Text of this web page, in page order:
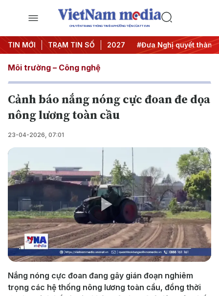
CHUYÊN TRANG THÔNG TIN ĐA PHƯƠNG TIỆN CỦA TTXVN
TIN MỚI TRẠM TIN SỐ
Trung ương 3 #APEC 2027 #Đưa Nghị quyết thành
Môi trường – Công nghệ
Cảnh báo nắng nóng cực đoan đe dọa
nông lương toàn cầu
23-04-2026, 07:01
Play
Video
Nắng nóng cực đoan đang gây gián đoạn nghiêm
trọng các hệ thống nông lương toàn cầu, đồng thời